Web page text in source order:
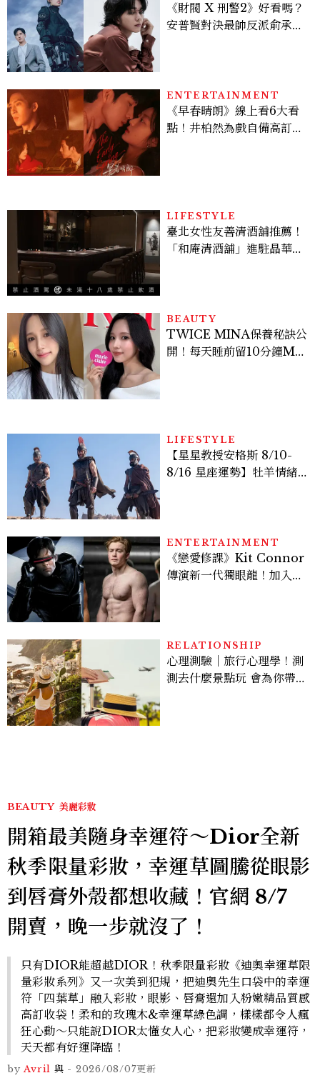
《財閥 X 刑警2》好看嗎？
安普賢對決最帥反派俞承
多大？
ENTERTAINMENT
《早春晴朗》線上看6大看
點！井柏然為戲自備高訂，
LIFESTYLE
臺北女性友善清酒舖推薦！
「和庵清酒舖」進駐晶華酒
BEAUTY
TWICE MINA保養秘訣公
開！每天睡前留10分鐘ME
LIFESTYLE
【星星教授安格斯 8/10-
8/16 星座運勢】牡羊情緒
ENTERTAINMENT
《戀愛修課》Kit Connor
傳演新一代獨眼龍！加入新
RELATIONSHIP
心理測驗｜旅行心理學！測
測去什麼景點玩 會為你帶來
BEAUTY 美麗彩妝
開箱最美隨身幸運符～Dior全新
秋季限量彩妝，幸運草圖騰從眼影
到唇膏外殼都想收藏！官網 8/7
開賣，晚一步就沒了！
只有DIOR能超越DIOR！秋季限量彩妝《迪奧幸運草限
量彩妝系列》又一次美到犯規，把迪奧先生口袋中的幸運
符「四葉草」融入彩妝，眼影、唇膏還加入粉嫩精品質感
高訂收袋！柔和的玫瑰木&幸運草綠色調，樣樣都令人瘋
狂心動～只能說DIOR太懂女人心，把彩妝變成幸運符，
天天都有好運降臨！
by Avril 與 - 2026/08/07更新